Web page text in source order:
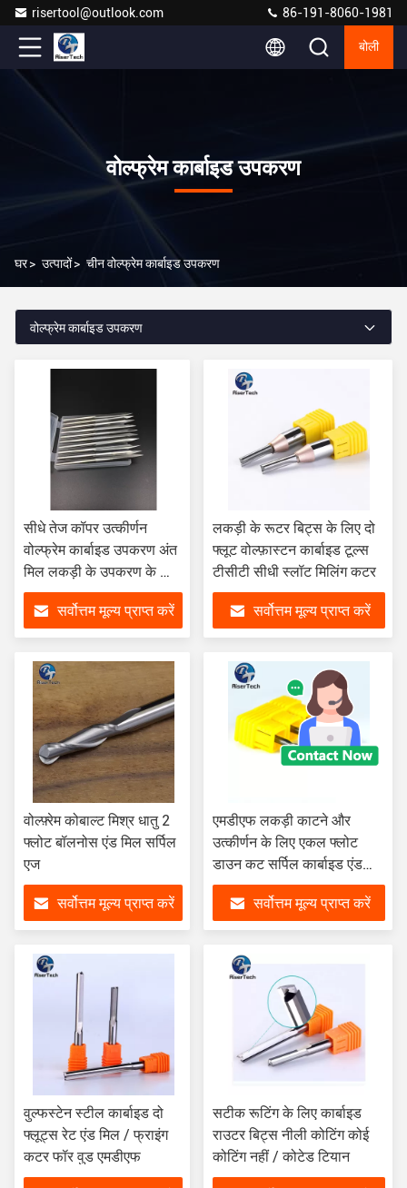
risertool@outlook.com 86-191-8060-1981
बोली
वोल्फ्रेम कार्बाइड उपकरण
घर> उत्पादों> चीन वोल्फ्रेम कार्बाइड उपकरण
वोल्फ्रेम कार्बाइड उपकरण
सीधे तेज कॉपर उत्कीर्णन
वोल्फ्रेम कार्बाइड उपकरण अंत
मिल लकड़ी के उपकरण के लिए
दो बांसुरी मिलिंग कटर
सर्वोत्तम मूल्य प्राप्त करें
लकड़ी के रूटर बिट्स के लिए दो
फ्लूट वोल्फ़ास्टन कार्बाइड टूल्स
टीसीटी सीधी स्लॉट मिलिंग कटर
सर्वोत्तम मूल्य प्राप्त करें
वोल्फ़्रेम कोबाल्ट मिश्र धातु 2
फ्लोट बॉलनोस एंड मिल सर्पिल
एज
सर्वोत्तम मूल्य प्राप्त करें
एमडीएफ लकड़ी काटने और
उत्कीर्णन के लिए एकल फ्लोट
डाउन कट सर्पिल कार्बाइड एंड
मिल
सर्वोत्तम मूल्य प्राप्त करें
वुल्फस्टेन स्टील कार्बाइड दो
फ्लूट्स रेट एंड मिल / फ्राइंग
कटर फॉर वुड एमडीएफ
सटीक रूटिंग के लिए कार्बाइड
राउटर बिट्स नीली कोटिंग कोई
कोटिंग नहीं / कोटेड टियान